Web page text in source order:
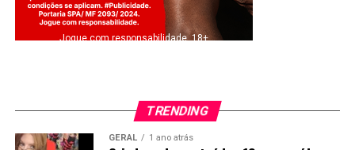
Jogue com responsabilidade. 18+
TRENDING
GERAL 1 ano atrás